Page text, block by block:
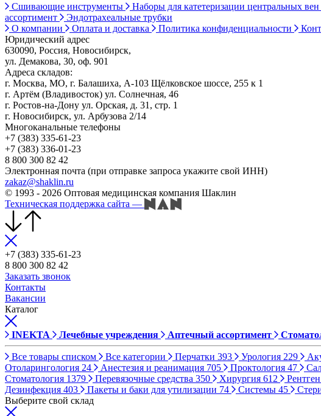
Сшивающие инструменты
Наборы для катетеризации центральных
ассортимент
Эндотрахеальные трубки
О компании
Оплата и доставка Политика конфиденциальности
Юридический адрес
630090, Россия, Новосибирск,
ул. Демакова, 30, оф. 901
Адреса складов:
г. Москва, МО, г. Балашиха, А-103 Щёлковское шоссе, 255 к 1
г. Артём (Владивосток) ул. Солнечная, 46
г. Ростов-на-Дону ул. Орская, д. 31, стр. 1
г. Новосибирск, ул. Арбузова 2/14
Многоканальные телефоны
+7 (383) 335-61-23
+7 (383) 336-01-23
8 800 300 82 42
Электронная почта (при отправке запроса укажите свой ИНН)
zakaz@shaklin.ru
© 1993 - 2026 Оптовая медицинская компания Шаклин
Техническая поддержка сайта —
+7 (383) 335-61-23
8 800 300 82 42
Заказать звонок
Контакты
Вакансии
Каталог
INEKTA Лечебные учреждения Аптечный ассортимент
Все товары списком Все категории Перчатки 393 Урология 229
Отоларингология 24 Анестезия и реанимация 705 Проктология 47
Стоматология 1379 Перевязочные средства 350 Хирургия 612 Рентген
Дезинфекция 403 Пакеты и баки для утилизации 74 Системы 45
Выберите свой склад